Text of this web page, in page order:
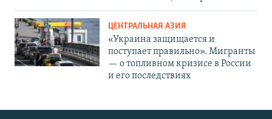
ЦЕНТРАЛЬНАЯ АЗИЯ
«Украина защищается и
поступает правильно». Мигранты
— о топливном кризисе в России
и его последствиях